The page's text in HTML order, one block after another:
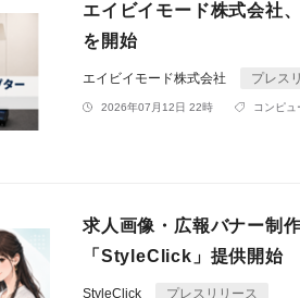
エイビイモード株式会社
を開始
エイビイモード株式会社 プレス
2026年07月12日 22時 コンピュ
求人画像・広報バナー制
「StyleClick」提供開始
StyleClick プレスリリース